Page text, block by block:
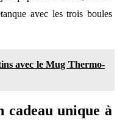
avec les trois boules
avec le Mug Thermo-
cadeau unique à